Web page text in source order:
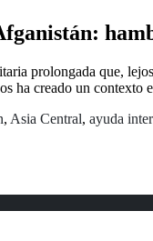
prolongada que,
ha creado un
, Asia Central, ayuda